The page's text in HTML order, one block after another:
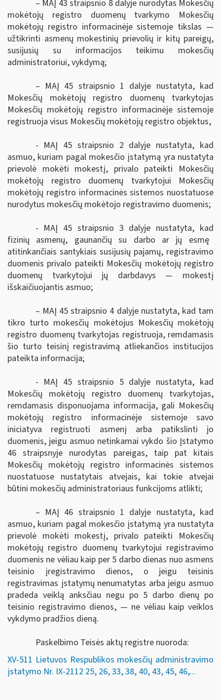
– MAĮ 43 straipsnio 8 dalyje nurodytas Mokesčių
mokėtojų registro duomenų tvarkymo Mokesčių
mokėtojų registro informacinėje sistemoje tikslas —
užtikrinti asmenų mokestinių prievolių ir kitų pareigų,
susijusių su informacijos teikimu mokesčių
administratoriui, vykdymą;
– MAĮ 45 straipsnio 1 dalyje nustatyta, kad
Mokesčių mokėtojų registro duomenų tvarkytojas
Mokesčių mokėtojų registro informacinėje sistemoje
registruoja visus Mokesčių mokėtojų registro objektus,
- MAĮ 45 straipsnio 2 dalyje nustatyta, kad
asmuo, kuriam pagal mokesčio įstatymą yra nustatyta
prievolė mokėti mokestį, privalo pateikti Mokesčių
mokėtojų registro duomenų tvarkytojui Mokesčių
mokėtojų registro informacinės sistemos nuostatuose
nurodytus mokesčių mokėtojo registravimo duomenis;
- MAĮ 45 straipsnio 3 dalyje nustatyta, kad
fizinių asmenų, gaunančių su darbo ar jų esmę
atitinkančiais santykiais susijusių pajamų, registravimo
duomenis privalo pateikti Mokesčių mokėtojų registro
duomenų tvarkytojui jų darbdavys — mokestį
išskaičiuojantis asmuo;
– MAĮ 45 straipsnio 4 dalyjenustatyta, kad tam
tikro turto mokesčių mokėtojus Mokesčių mokėtojų
registro duomenų tvarkytojas registruoja, remdamasis
šio turto teisinį registravimą atliekančios institucijos
pateikta informacija;
- MAĮ 45 straipsnio 5 dalyje nustatyta, kad
Mokesčių mokėtojų registro duomenų tvarkytojas,
remdamasis disponuojama informacija, gali Mokesčių
mokėtojų registro informacinėje sistemoje savo
iniciatyva registruoti asmenį arba patikslinti jo
duomenis, jeigu asmuo netinkamai vykdo šio Įstatymo
46 straipsnyje nurodytas pareigas, taip pat kitais
Mokesčių mokėtojų registro informacinės sistemos
nuostatuose nustatytais atvejais, kai tokie atvejai
būtini mokesčių administratoriaus funkcijoms atlikti;
– MAĮ 46 straipsnio 1 dalyje nustatyta, kad
asmuo, kuriam pagal mokesčio įstatymą yra nustatyta
prievolė mokėti mokestį, privalo pateikti Mokesčių
mokėtojų registro duomenų tvarkytojui registravimo
duomenis ne vėliau kaip per 5 darbo dienas nuo asmens
teisinio įregistravimo dienos, o jeigu teisinis
registravimas įstatymų nenumatytas arba jeigu asmuo
pradeda veiklą anksčiau negu po 5 darbo dienų po
teisinio registravimo dienos, — ne vėliau kaip veiklos
vykdymo pradžios dieną.
Paskelbimo Teisės aktų registre nuoroda:
XV-511 Lietuvos Respublikos mokesčių administravimo
įstatymo Nr. IX-2112 25, 26, 33, 38, 40, 43, 45, 46,...